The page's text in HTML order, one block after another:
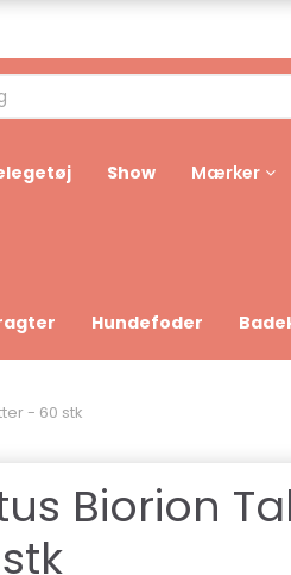
Show Mærker
Hundefoder
- 60 stk
Biorion